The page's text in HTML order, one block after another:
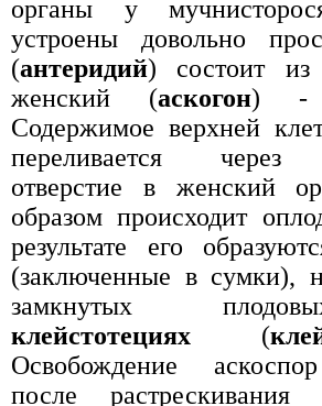
органы у
устроены довольно
(антеридий) состоит из
женский (аскогон) -
Содержимое верхней
переливается через
отверстие в женский
образом происходит
результате его
(заключенные в сумки),
замкнутых
клейстотециях (
Освобождение
после растрескивания